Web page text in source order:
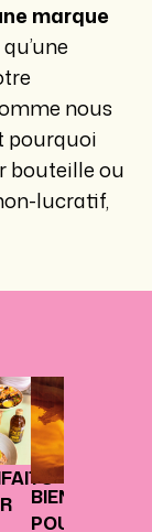
marque
nous
pourquoi
bouteille ou
lucratif,
BIENFAITS
POUR